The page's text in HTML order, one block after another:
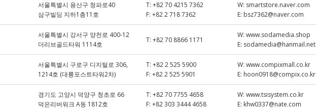
서울특별시 용산구 청파로40
삼구빌딩 지하1층11호
T:+82 70 4215 7362
F:+82 2 718 7362
W: smartstore.naver.com
E: bsz7362@naver.com
서울특별시 강서구 양천로 400-12
더리브골드타워 1114호
T:+82 70 8866 1171
W:www.sodamedia.shop
E: sodamedia@hanmail.net
서울특별시 구로구 디지털로 306,
1214호 (대륭포스트타워2차)
T:+82 2 525 5900
F:+82 2 525 5901
W:www.compixmall.co.kr
E: hoon0918@compix.co.kr
경기도 고양시 덕양구 청초로 66
덕은리버워크 A동 1812호
T:+82 70 7755 4658
F:+82 303 3444 4658
W:www.tsisystem.co.kr
E: khw0337@nate.com